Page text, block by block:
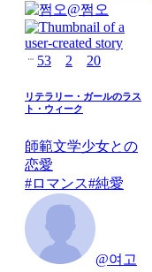
@쩜오
53 2 20
リテラリー・ガールのラス
ト・ウィーク
師範文学少女との
恋愛
#ロマンス#純愛
@여고